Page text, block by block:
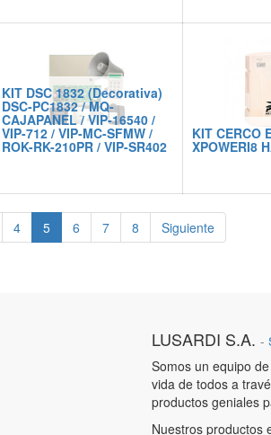
Android y iOS
- LED RGB usado para indicación
operacional
KIT DSC 1832 (Decorativa)
DSC-PC1832 / MQ-
CAJAPANEL / VIP-16540 /
VIP-712 / VIP-MC-SFMW /
ROK-RK-210PR / VIP-SR402
KIT CERCO
XPOWERI8
4 5 6 7 8 Siguiente
LUSARDI S.A. -
Somos un equipo
vida de todos a
productos geniales
Nuestros productos